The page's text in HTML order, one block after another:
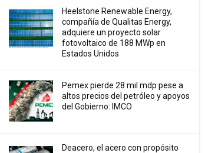
Heelstone Renewable Energy,
compañía de Qualitas Energy,
adquiere un proyecto solar
fotovoltaico de 188 MWp en
Estados Unidos
Pemex pierde 28 mil mdp pese a
altos precios del petróleo y apoyos
del Gobierno: IMCO
Deacero, el acero con propósito